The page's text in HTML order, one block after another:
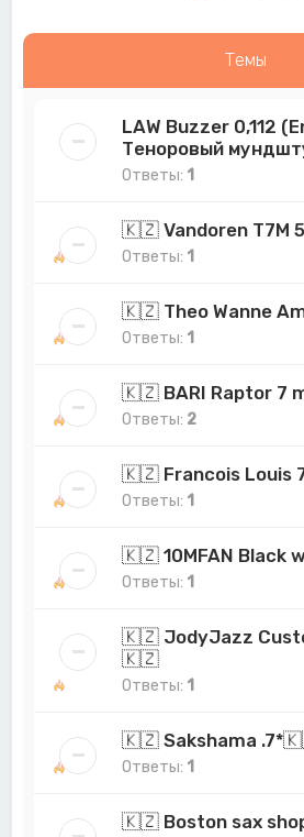
Темы
LAW Buzzer 0,112
Теноровый
Ответы: 1
🇰🇿 Vandoren T7M
Ответы: 1
🇰🇿 Theo Wanne
Ответы: 1
🇰🇿 BARI Raptor 7
Ответы: 2
🇰🇿 Francois Louis
Ответы: 1
🇰🇿 10MFAN Black
Ответы: 1
🇰🇿 JodyJazz
🇰🇿
Ответы: 1
🇰🇿 Sakshama
Ответы: 1
🇰🇿 Boston sax